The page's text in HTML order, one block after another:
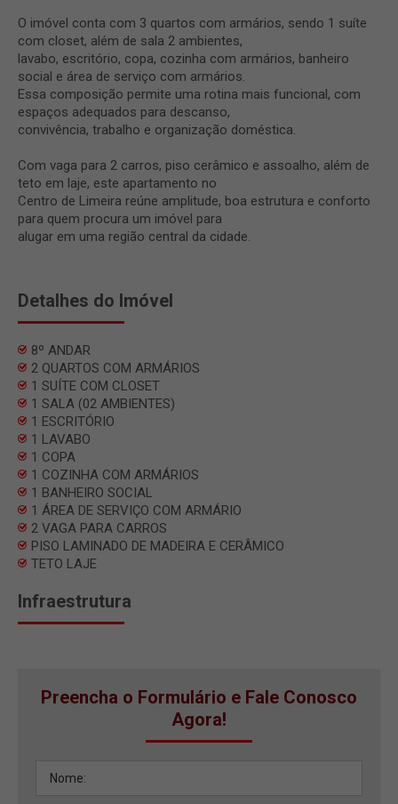
O imóvel conta com 3 quartos com armários, sendo 1 suíte
com closet, além de sala 2 ambientes,
lavabo, escritório, copa, cozinha com armários, banheiro
social e área de serviço com armários.
Essa composição permite uma rotina mais funcional, com
espaços adequados para descanso,
convivência, trabalho e organização doméstica.
Com vaga para 2 carros, piso cerâmico e assoalho, além de
teto em laje, este apartamento no
Centro de Limeira reúne amplitude, boa estrutura e conforto
para quem procura um imóvel para
alugar em uma região central da cidade.
Detalhes do Imóvel
8º ANDAR
2 QUARTOS COM ARMÁRIOS
1 SUÍTE COM CLOSET
1 SALA (02 AMBIENTES)
1 ESCRITÓRIO
1 LAVABO
1 COPA
1 COZINHA COM ARMÁRIOS
1 BANHEIRO SOCIAL
1 ÁREA DE SERVIÇO COM ARMÁRIO
2 VAGA PARA CARROS
PISO LAMINADO DE MADEIRA E CERÂMICO
TETO LAJE
Infraestrutura
Preencha o Formulário e Fale Conosco
Agora!